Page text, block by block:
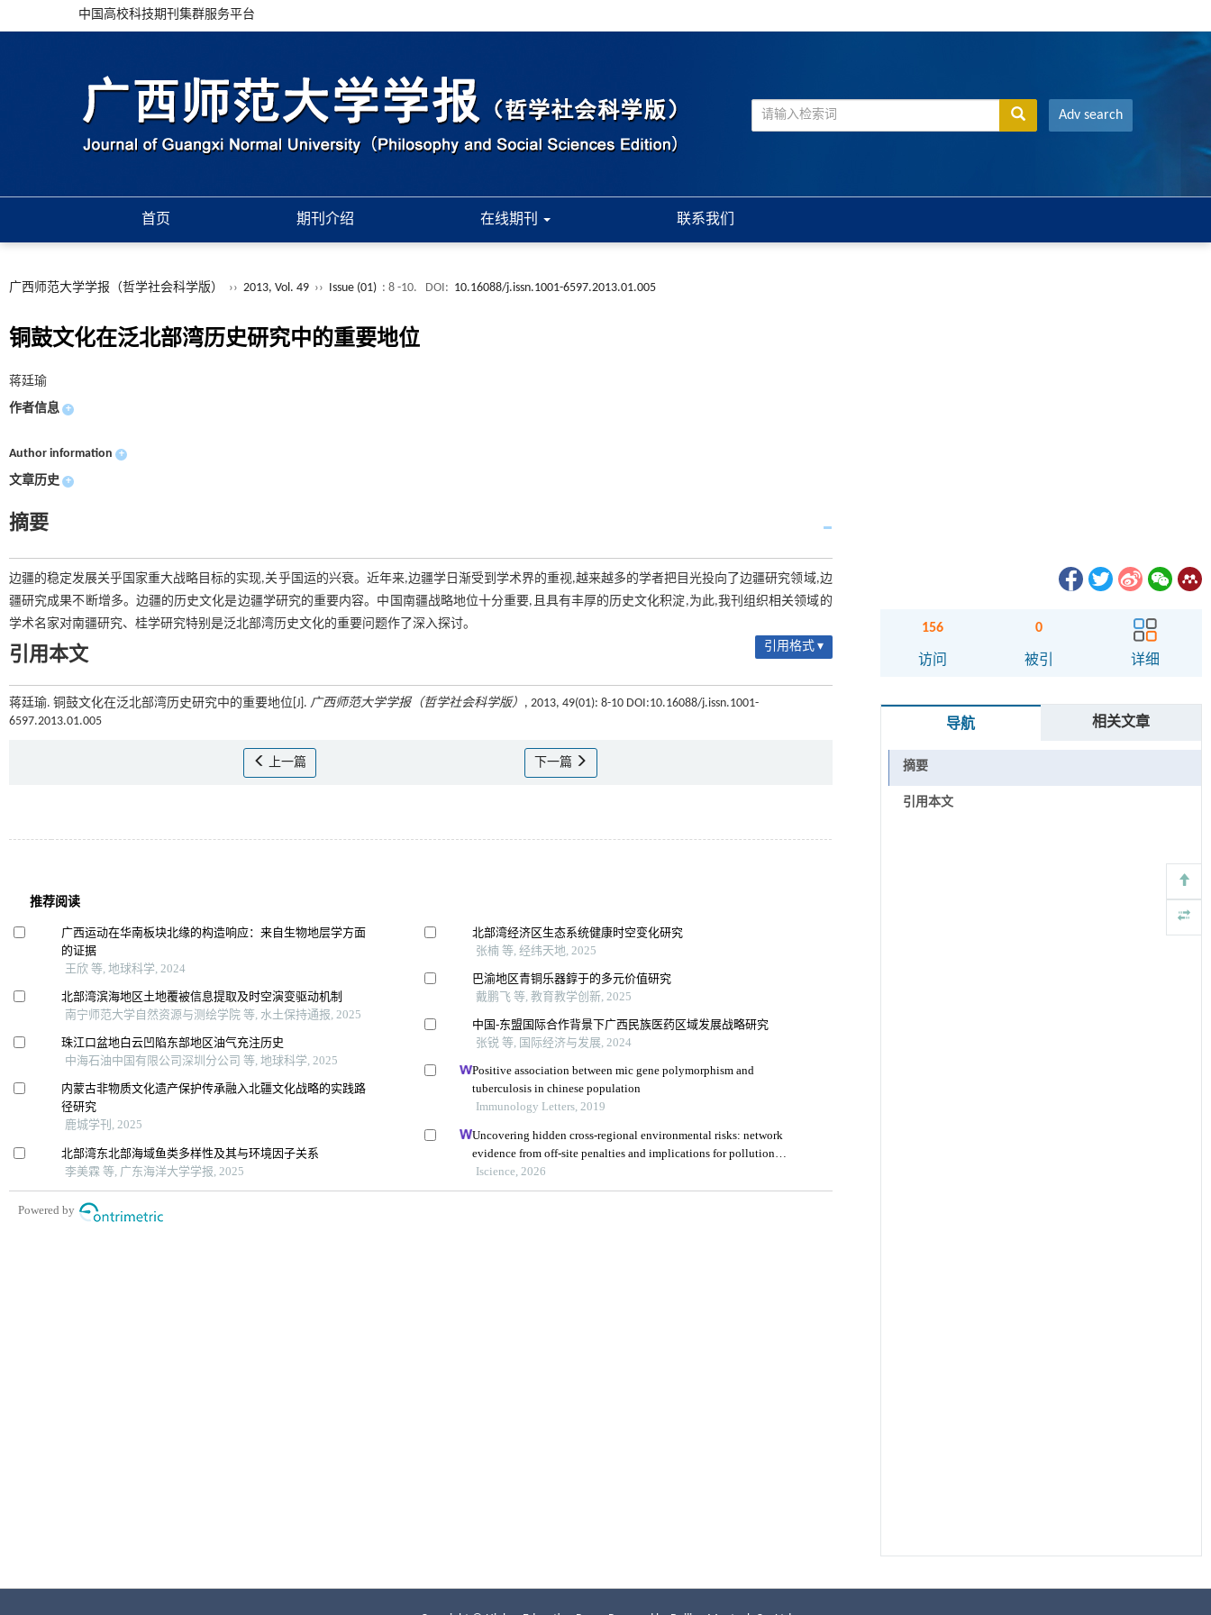
中国高校科技期刊集群服务平台
Adv search
首页 期刊介绍 在线期刊 联系我们
广西师范大学学报（哲学社会科学版） ›› 2013, Vol. 49 ›› Issue (01) : 8 -10. DOI: 10.16088/j.issn.1001-6597.2013.01.005
铜鼓文化在泛北部湾历史研究中的重要地位
蒋廷瑜
作者信息 +
Author information +
文章历史 +
摘要
边疆的稳定发展关乎国家重大战略目标的实现,关乎国运的兴衰。近年来,边疆学日渐受到学术界的重视,越来越多的学者把目光投向了边疆研究领域,边
疆研究成果不断增多。边疆的历史文化是边疆学研究的重要内容。中国南疆战略地位十分重要,且具有丰厚的历史文化积淀,为此,我刊组织相关领域的
学术名家对南疆研究、桂学研究特别是泛北部湾历史文化的重要问题作了深入探讨。
引用本文 引用格式 ▾
蒋廷瑜. 铜鼓文化在泛北部湾历史研究中的重要地位[J]. 广西师范大学学报（哲学社会科学版） , 2013, 49(01): 8-10 DOI:10.16088/j.issn.1001-
6597.2013.01.005
上一篇 下一篇
156
访问
0
被引 详细
导航 相关文章
摘要
引用本文